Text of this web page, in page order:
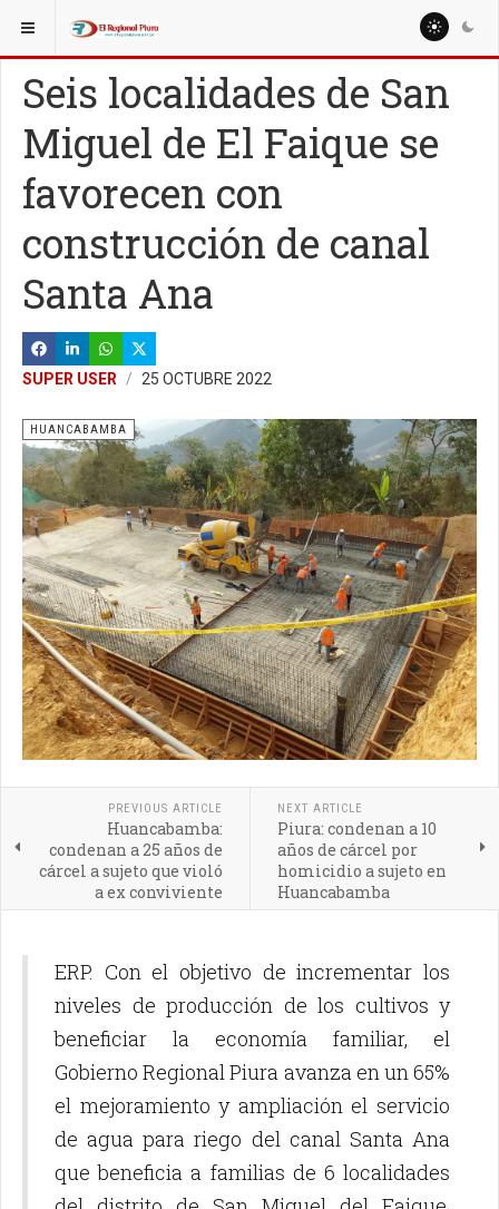
ESTÁ AQUÍ: REGIÓN PIURA
Seis localidades de San
Miguel de El Faique se
favorecen con
construcción de canal
Santa Ana
SUPER USER 25 OCTUBRE 2022
HUANCABAMBA
PREVIOUS ARTICLE
Huancabamba:
condenan a 25 años de
cárcel a sujeto que violó
a ex conviviente
NEXT ARTICLE
Piura: condenan a 10
años de cárcel por
homicidio a sujeto en
Huancabamba
ERP. Con el objetivo de incrementar los
niveles de producción de los cultivos y
beneficiar la economía familiar, el
Gobierno Regional Piura avanza en un 65%
el mejoramiento y ampliación el servicio
de agua para riego del canal Santa Ana
que beneficia a familias de 6 localidades